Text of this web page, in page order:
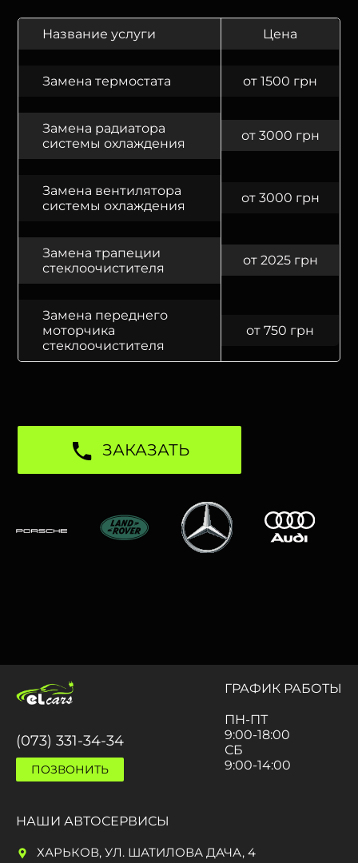
Название услуги Цена
Замена термостата от 1500 грн
Замена радиатора
системы охлаждения
от 3000 грн
Замена вентилятора
системы охлаждения
от 3000 грн
Замена трапеции
стеклоочистителя
от 2025 грн
Замена переднего
моторчика
стеклоочистителя
от 750 грн
ЗАКАЗАТЬ
(073) 331-34-34
ПОЗВОНИТЬ
ГРАФИК РАБОТЫ
ПН-ПТ
9:00-18:00
СБ
9:00-14:00
НАШИ АВТОСЕРВИСЫ
ХАРЬКОВ, УЛ. ШАТИЛОВА ДАЧА, 4